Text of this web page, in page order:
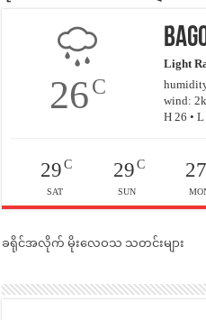
26C
Light
wind:
H 26 •
29C
SAT
29C
SUN
27
ခရိုင်အလိုက် မိုးလေဝသ သတင်းများ